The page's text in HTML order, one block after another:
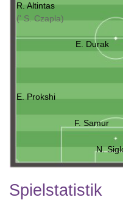
R. Altintas
(' S. Czapla)
E. Durak
E. Prokshi
F. Samur
N.
Spielstatistik